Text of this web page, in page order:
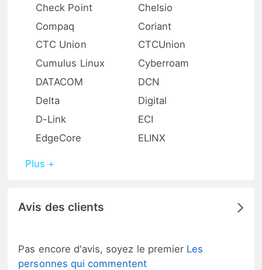
Check Point
Chelsio
Compaq
Coriant
CTC Union
CTCUnion
Cumulus Linux
Cyberroam
DATACOM
DCN
Delta
Digital
D-Link
ECI
EdgeCore
ELINX
Plus +
Avis des clients
Pas encore d'avis, soyez le premier Les
personnes qui commentent